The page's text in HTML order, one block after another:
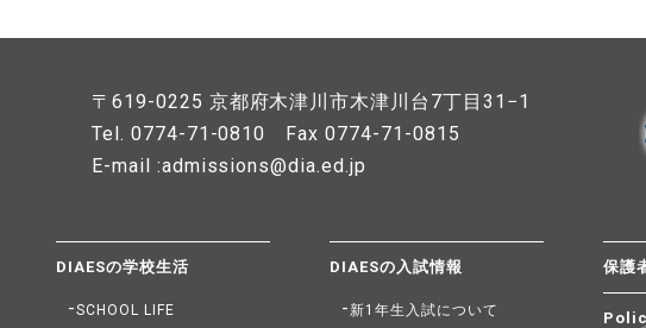
〒619-0225 京都府木津川市木津川台7丁目31−1
Tel. 0774-71-0810 Fax 0774-71-0815
E-mail :admissions@dia.ed.jp
DIAESの学校生活
SCHOOL LIFE
DIAESの入試情報
新1年生入試について
保護